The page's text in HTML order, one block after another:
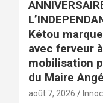
Kétou
avec ferveur
mobilisation
du Maire
août 7, 2026